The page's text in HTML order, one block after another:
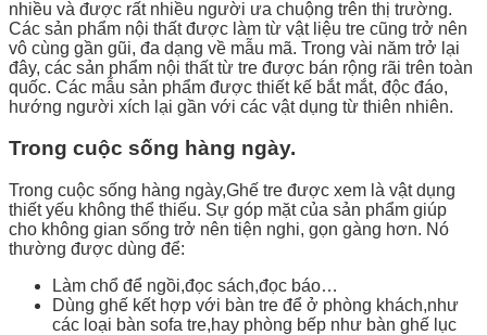
nhiều và được rất nhiều người ưa chuộng trên thị trường.
Các sản phẩm nội thất được làm từ vật liệu tre cũng trở nên
vô cùng gần gũi, đa dạng về mẫu mã. Trong vài năm trở lại
đây, các sản phẩm nội thất từ tre được bán rộng rãi trên toàn
quốc. Các mẫu sản phẩm được thiết kế bắt mắt, độc đáo,
hướng người xích lại gần với các vật dụng từ thiên nhiên.
Trong cuộc sống hàng ngày.
Trong cuộc sống hàng ngày,Ghế tre được xem là vật dụng
thiết yếu không thể thiếu. Sự góp mặt của sản phẩm giúp
cho không gian sống trở nên tiện nghi, gọn gàng hơn. Nó
thường được dùng để:
Làm chổ để ngồi,đọc sách,đọc báo…
Dùng ghế kết hợp với bàn tre để ở phòng khách,như
các loại bàn sofa tre,hay phòng bếp như bàn ghế lục